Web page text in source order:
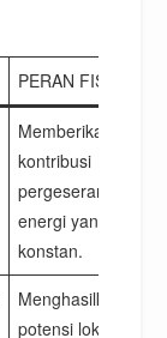
PERAN FISIK
Memberikan
kontribusi
pergeseran
energi yang
konstan.
Menghasilkan
potensi lokal